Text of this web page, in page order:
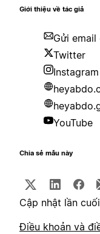
Giới thiệu về tác giả
Gửi
Twitter
Instagram
YouTube
Chia sẻ mẫu này
Cập nhật lần
Điều khoản và